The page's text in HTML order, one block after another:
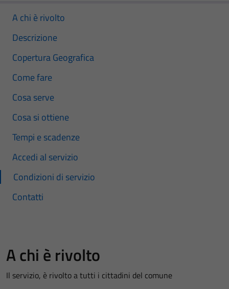
A chi è rivolto
Descrizione
Copertura Geografica
Come fare
Cosa serve
Cosa si ottiene
Tempi e scadenze
Accedi al servizio
Condizioni di servizio
Contatti
A chi è rivolto
Il servizio, è rivolto a tutti i cittadini del comune